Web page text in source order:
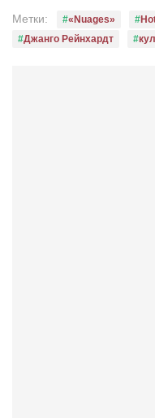
Метки: «Nuages»
Джанго Рейнхардт